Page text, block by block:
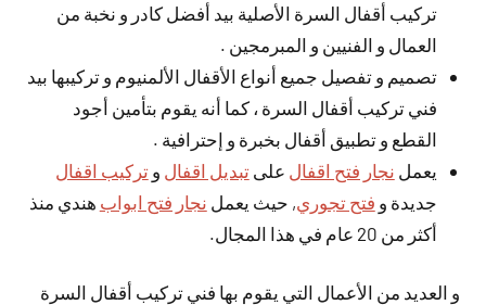
تركيب أقفال السرة الأصلية بيد أفضل كادر و نخبة من
العمال و الفنيين و المبرمجين .
تصميم و تفصيل جميع أنواع الأقفال الألمنيوم و تركيبها بيد
فني تركيب أقفال السرة ، كما أنه يقوم بتأمين أجود
القطع و تطبيق أقفال بخبرة و إحترافية .
يعمل نجار فتح اقفال علىتبديل اقفال وتركيب اقفال
جديدة و فتح تجوري, حيث يعمل نجار فتح ابواب هندي منذ
أكثر من 20 عام في هذا المجال.
و العديد من الأعمال التي يقوم بها فني تركيب أقفال السرة